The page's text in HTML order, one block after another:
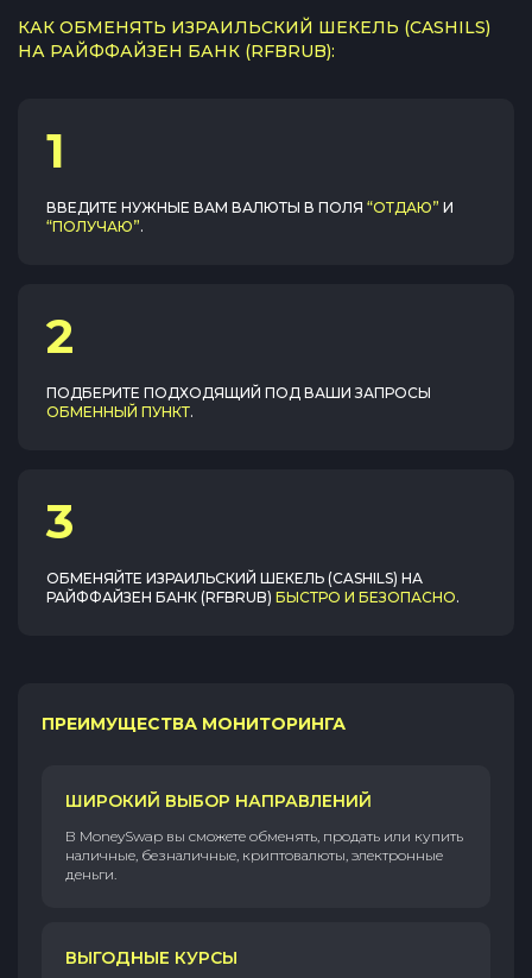
КАК ОБМЕНЯТЬ ИЗРАИЛЬСКИЙ ШЕКЕЛЬ (CASHILS)
НА РАЙФФАЙЗЕН БАНК (RFBRUB):
1
ВВЕДИТЕ НУЖНЫЕ ВАМ ВАЛЮТЫ В ПОЛЯ “ОТДАЮ” И
“ПОЛУЧАЮ”.
2
ПОДБЕРИТЕ ПОДХОДЯЩИЙ ПОД ВАШИ ЗАПРОСЫ
ОБМЕННЫЙ ПУНКТ.
3
ОБМЕНЯЙТЕ ИЗРАИЛЬСКИЙ ШЕКЕЛЬ (CASHILS) НА
РАЙФФАЙЗЕН БАНК (RFBRUB) БЫСТРО И БЕЗОПАСНО.
ПРЕИМУЩЕСТВА МОНИТОРИНГА
ШИРОКИЙ ВЫБОР НАПРАВЛЕНИЙ
В MoneySwap вы сможете обменять, продать или купить
наличные, безналичные, криптовалюты, электронные
деньги.
ВЫГОДНЫЕ КУРСЫ